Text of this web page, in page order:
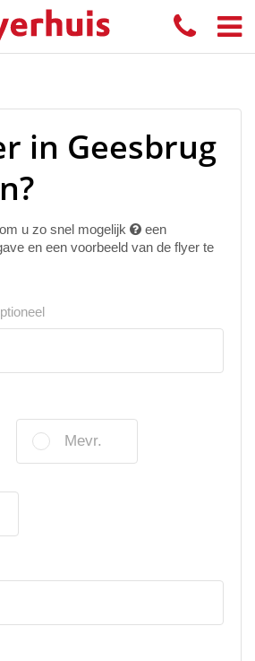
in Geesbrug
u zo snel mogelijk
een
en een voorbeeld van de flyer te
Mevr.